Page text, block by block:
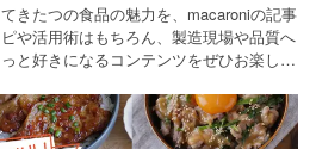
きたつの食品の魅力を、macaroniの記事
や活用術はもちろん、製造現場や品質へ
と好きになるコンテンツをぜひお楽しみ